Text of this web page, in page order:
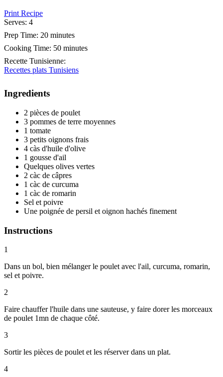
Print Recipe
Serves: 4
Prep Time: 20 minutes
Cooking Time: 50 minutes
Recette Tunisienne:
Recettes plats Tunisiens
Ingredients
2 pièces de poulet
3 pommes de terre moyennes
1 tomate
3 petits oignons frais
4 càs d'huile d'olive
1 gousse d'ail
Quelques olives vertes
2 càc de câpres
1 càc de curcuma
1 càc de romarin
Sel et poivre
Une poignée de persil et oignon hachés finement
Instructions
1
Dans un bol, bien mélanger le poulet avec l'ail, curcuma, romarin,
sel et poivre.
2
Faire chauffer l'huile dans une sauteuse, y faire dorer les morceaux
de poulet 1mn de chaque côté.
3
Sortir les pièces de poulet et les réserver dans un plat.
4